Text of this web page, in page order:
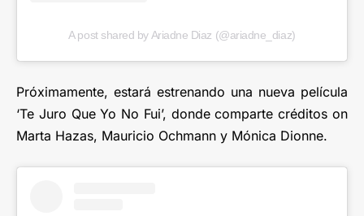
A post shared by Ariadne Diaz (@ariadne_diaz)
Próximamente, estará estrenando una nueva película
‘Te Juro Que Yo No Fui’, donde comparte créditos on
Marta Hazas, Mauricio Ochmann y Mónica Dionne.